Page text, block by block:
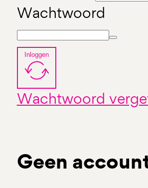
Wachtwoord
Inloggen
Wachtwoord
Geen